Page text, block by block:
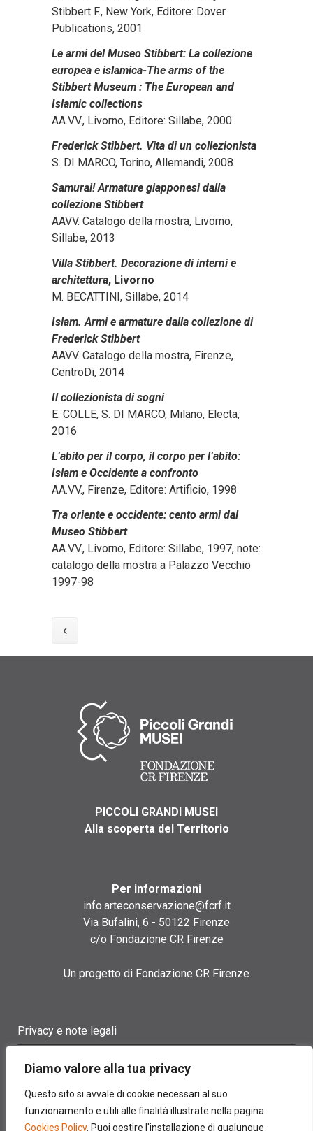
Diamo valore alla tua privacy
Questo sito si avvale di cookie necessari al suo
funzionamento e utili alle finalità illustrate nella pagina
Cookies Policy. Puoi gestire l'installazione di qualunque
Stibbert F., New York, Editore: Dover
Publications, 2001
Le armi del Museo Stibbert: La collezione
europea e islamica-The arms of the
Stibbert Museum : The European and
Islamic collections
AA.VV., Livorno, Editore: Sillabe, 2000
Frederick Stibbert. Vita di un collezionista
S. DI MARCO, Torino, Allemandi, 2008
Samurai! Armature giapponesi dalla
collezione Stibbert
AAVV. Catalogo della mostra, Livorno,
Sillabe, 2013
Villa Stibbert. Decorazione di interni e
architettura, Livorno
M. BECATTINI, Sillabe, 2014
Islam. Armi e armature dalla collezione di
Frederick Stibbert
AAVV. Catalogo della mostra, Firenze,
CentroDi, 2014
Il collezionista di sogni
E. COLLE, S. DI MARCO, Milano, Electa,
2016
L’abito per il corpo, il corpo per l’abito:
Islam e Occidente a confronto
AA.VV., Firenze, Editore: Artificio, 1998
Tra oriente e occidente: cento armi dal
Museo Stibbert
AA.VV., Livorno, Editore: Sillabe, 1997, note:
catalogo della mostra a Palazzo Vecchio
1997-98
PICCOLI GRANDI MUSEI
Alla scoperta del Territorio
Per informazioni
info.arteconservazione@fcrf.it
Via Bufalini, 6 - 50122 Firenze
c/o Fondazione CR Firenze
Un progetto di Fondazione CR Firenze
Privacy e note legali
Cookie policy
Contatti